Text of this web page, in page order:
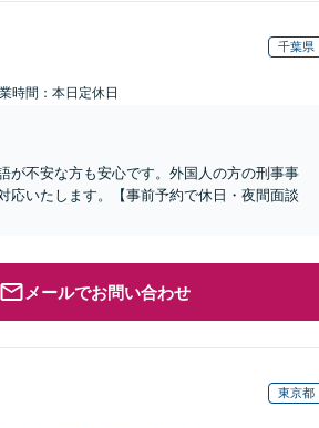
千葉県
時間：本日定休日
が不安な方も安心です。外国人の方の刑事事
応いたします。【事前予約で休日・夜間面談
メールでお問い合わせ
東京都